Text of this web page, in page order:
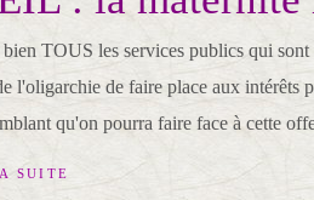
TOUS les services publics qui sont
l'oligarchie de faire place aux intérêts
qu'on pourra faire face à cette
SUITE